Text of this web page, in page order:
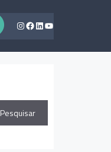
Instagram
Facebook
LinkedIn
Youtube
Pesquisar